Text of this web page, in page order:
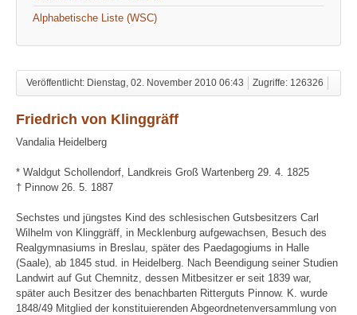
Alphabetische Liste (WSC)
Veröffentlicht: Dienstag, 02. November 2010 06:43 Zugriffe: 126326
Friedrich von Klinggräff
Vandalia Heidelberg
* Waldgut Schollendorf, Landkreis Groß Wartenberg 29. 4. 1825
† Pinnow 26. 5. 1887
Sechstes und jüngstes Kind des schlesischen Gutsbesitzers Carl
Wilhelm von Klinggräff, in Mecklenburg aufgewachsen, Besuch des
Realgymnasiums in Breslau, später des Paedagogiums in Halle
(Saale), ab 1845 stud. in Heidelberg. Nach Beendigung seiner Studien
Landwirt auf Gut Chemnitz, dessen Mitbesitzer er seit 1839 war,
später auch Besitzer des benachbarten Ritterguts Pinnow. K. wurde
1848/49 Mitglied der konstituierenden Abgeordnetenversammlung von